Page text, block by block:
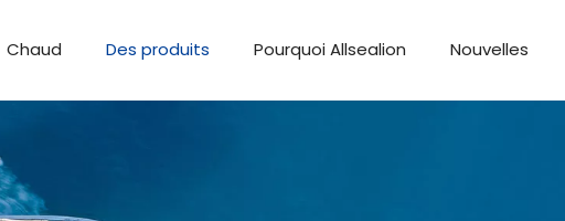
Chaud Des produits Pourquoi Allsealion Nouvelles